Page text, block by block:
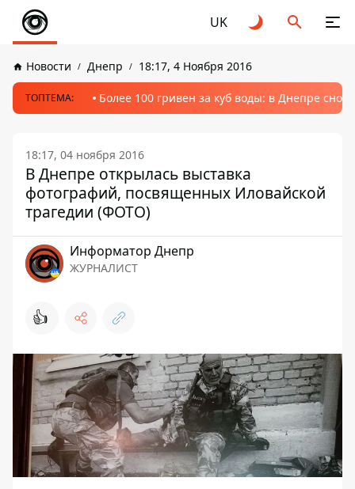
UK
Новости Днепр 18:17, 4 Ноября 2016
ТОПТЕМА: Более 100 гривен за куб воды: в Днепре
18:17, 04 ноября 2016
В Днепре открылась выставка
фотографий, посвященных Иловайской
трагедии (ФОТО)
Информатор Днепр
ЖУРНАЛИСТ
👍